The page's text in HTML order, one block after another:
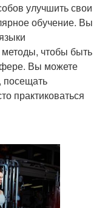
улучшить свои
обучение. Вы
чтобы быть
Вы можете
посещать
практиковаться